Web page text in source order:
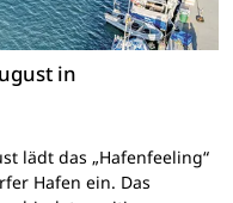
in
lädt das „Hafenfeeling“
Hafen ein. Das